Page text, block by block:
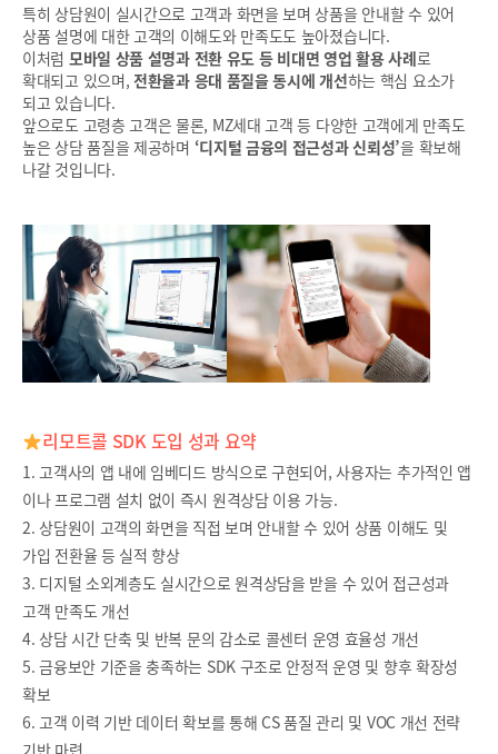
특히 상담원이 실시간으로 고객과 화면을 보며 상품을 안내할 수 있어
상품 설명에 대한 고객의 이해도와 만족도도 높아졌습니다.
이처럼 모바일 상품 설명과 전환 유도 등 비대면 영업 활용 사례로
확대되고 있으며, 전환율과 응대 품질을 동시에 개선하는 핵심 요소가
되고 있습니다.
앞으로도 고령층 고객은 물론, MZ세대 고객 등 다양한 고객에게 만족도
높은 상담 품질을 제공하며 ‘디지털 금융의 접근성과 신뢰성’을 확보해
나갈 것입니다.
리모트콜 SDK 도입 성과 요약
1. 고객사의 앱 내에 임베디드 방식으로 구현되어, 사용자는 추가적인 앱
이나 프로그램 설치 없이 즉시 원격상담 이용 가능.
2. 상담원이 고객의 화면을 직접 보며 안내할 수 있어 상품 이해도 및
가입 전환율 등 실적 향상
3. 디지털 소외계층도 실시간으로 원격상담을 받을 수 있어 접근성과
고객 만족도 개선
4. 상담 시간 단축 및 반복 문의 감소로 콜센터 운영 효율성 개선
5. 금융보안 기준을 충족하는 SDK 구조로 안정적 운영 및 향후 확장성
확보
6. 고객 이력 기반 데이터 확보를 통해 CS 품질 관리 및 VOC 개선 전략
기반 마련